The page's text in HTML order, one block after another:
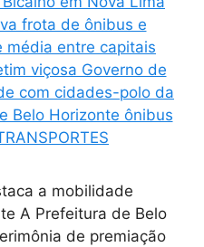
a mobilidade
A Prefeitura de Belo
de premiação